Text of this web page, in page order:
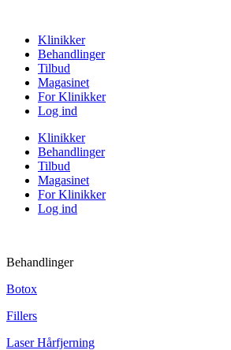
Klinikker
Behandlinger
Tilbud
Magasinet
For Klinikker
Log ind
Klinikker
Behandlinger
Tilbud
Magasinet
For Klinikker
Log ind
Behandlinger
Botox
Fillers
Laser Hårfjerning